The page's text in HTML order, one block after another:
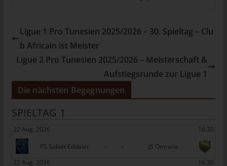
Ligue 1 Pro Tunesien 2025/2026 – 30. Spieltag – Clu
b Africain ist Meister
Ligue 2 Pro Tunesien 2025/2026 – Meisterschaft &
Aufstiegsrunde zur Ligue 1
Die nächsten Begegnungen
SPIELTAG 1
22 Aug. 2026
16:30
PS Sakiet Eddaïer
- -
JS Omrane
22 Aug. 2026
16:30
Empfänger ist eine natürliche oder juristische Person, Behörde,
Einrichtung oder andere Stelle, der personenbezogene Daten
einen Dritten handelt oder nicht. Behörden, die im Rahmen
eines bestimmten Untersuchungsauftrags nach dem
Unionsrecht oder dem Recht der Mitgliedstaaten
möglicherweise personenbezogene Daten erhalten, gelten
jedoch nicht als Empfänger.
j) Dritter
Dritter ist eine natürliche oder juristische Person, Behörde,
Einrichtung oder andere Stelle außer der betroffenen Person,